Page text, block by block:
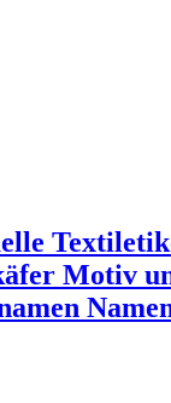
Motiv